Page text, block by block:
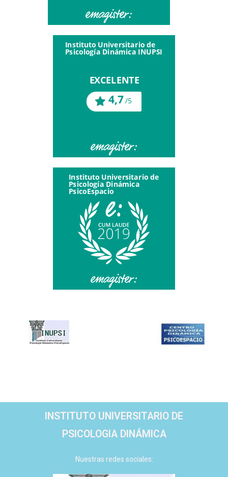
INSTITUTO UNIVERSITARIO DE
PSICOLOGIA DINÁMICA
Nuestras redes sociales: